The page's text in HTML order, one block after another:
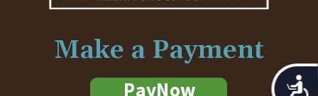
Make a Payment